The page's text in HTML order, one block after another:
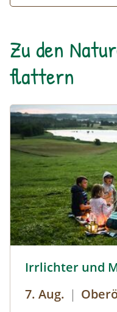
Zu den
flattern
Irrlichter und
7. Aug. |